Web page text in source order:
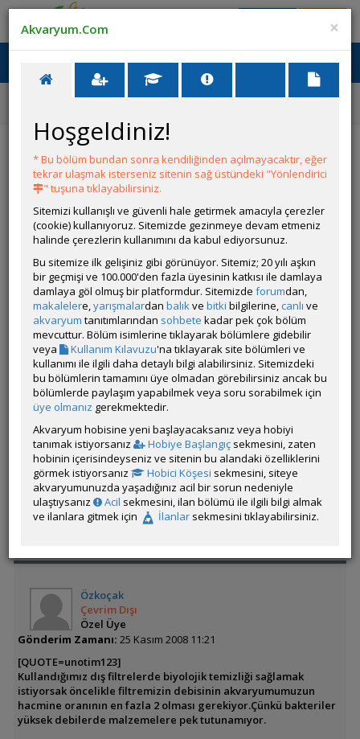
Ana Menü
Filtreleme Seçenekleri
Filtreler Hk. Genel Bilgiler
YANIT YAZ Git
E_C_N
Çevrim Dışı
Gönderim Zamanı:25 Kasım 2008 00:12
[QUOTE=özkoçak]Forumda bir çok kişi dış filtreyi pislik
temizlemek için kullanma hatasına düşüyor. Hatta dış filtrenin
çekiş hortumuna doğru akıntı oluşturan ve bunu tavsiye
edenler bile var. Bence bu hata düzeltilmeli, üyelerimiz bu
konuda bilinçlendirilmeli.
[/QUOTE]
Ekrem bey, dış filtreye hem biyolojik, hem de mekanik temizliğe
destek olarak kullanılmasının ne gibi sakıncaları olabilir?
Üretilen tüm dış filtrelerin kullanma kılavuzun da, hem
biyolojik, hem mekanik temizlik yapar diyor.
Üye imzalarını sadece giriş yapan üyelerimiz görebilir
Özkoçak
Çevrim Dışı
Özel Üye
Gönderim Zamanı: 25 Kasım 2008 11:21
[QUOTE=unotim123]
Kullandığımız dış filtrelerde biyolojik temizliği sağlamak
istiyorsak öncelikle filtremizin debisinin akvaryumumuzun
hacmine oranının en fazla 2 olması gerekiyor.Çünkü bakteriler
yüksek debilerde malzemelere pek tutunamıyor.
×
Akvaryum.Com
Hoşgeldiniz!
* Bu bölüm bundan sonra kendiliğinden açılmayacaktır, eğer
tekrar ulaşmak isterseniz sitenin sağ üstündeki "Yönlendirici
" tuşuna tıklayabilirsiniz.
Sitemizi kullanışlı ve güvenli hale getirmek amacıyla çerezler
(cookie) kullanıyoruz. Sitemizde gezinmeye devam etmeniz
halinde çerezlerin kullanımını da kabul ediyorsunuz.
Bu sitemize ilk gelişiniz gibi görünüyor. Sitemiz; 20 yılı aşkın
bir geçmişi ve 100.000'den fazla üyesinin katkısı ile damlaya
damlaya göl olmuş bir platformdur. Sitemizde forumdan,
makalelere,yarışmalardan balıkve bitki bilgilerine, canlı ve
akvaryum tanıtımlarından sohbete kadar pek çok bölüm
mevcuttur. Bölüm isimlerine tıklayarak bölümlere gidebilir
veya
Kullanım Kılavuzu'na tıklayarak site bölümleri ve
kullanımı ile ilgili daha detaylı bilgi alabilirsiniz. Sitemizdeki
bu bölümlerin tamamını üye olmadan görebilirsiniz ancak bu
bölümlerde paylaşım yapabilmek veya soru sorabilmek için
üye olmanız gerekmektedir.
Akvaryum hobisine yeni başlayacaksanız veya hobiyi
tanımak istiyorsanız
Hobiye Başlangıç sekmesini, zaten
hobinin içerisindeyseniz ve sitenin bu alandaki özelliklerini
görmek istiyorsanız
Hobici Köşesi sekmesini, siteye
akvaryumunuzda yaşadığınız acil bir sorun nedeniyle
ulaştıysanız
Acil sekmesini, ilan bölümü ile ilgili bilgi almak
ve ilanlara gitmek için
İlanlar sekmesini tıklayabilirsiniz.